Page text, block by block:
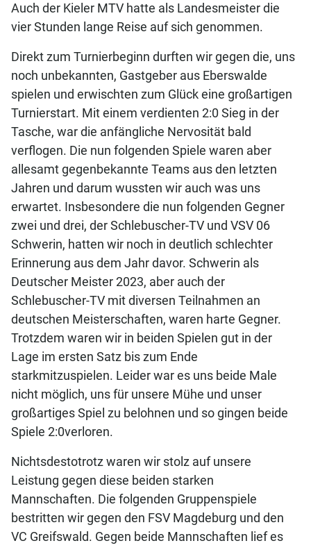
Auch der Kieler MTV hatte als Landesmeister die
vier Stunden lange Reise auf sich genommen.
Direkt zum Turnierbeginn durften wir gegen die, uns
noch unbekannten, Gastgeber aus Eberswalde
spielen und erwischten zum Glück eine großartigen
Turnierstart. Mit einem verdienten 2:0 Sieg in der
Tasche, war die anfängliche Nervosität bald
verflogen. Die nun folgenden Spiele waren aber
allesamt gegenbekannte Teams aus den letzten
Jahren und darum wussten wir auch was uns
erwartet. Insbesondere die nun folgenden Gegner
zwei und drei, der Schlebuscher-TV und VSV 06
Schwerin, hatten wir noch in deutlich schlechter
Erinnerung aus dem Jahr davor. Schwerin als
Deutscher Meister 2023, aber auch der
Schlebuscher-TV mit diversen Teilnahmen an
deutschen Meisterschaften, waren harte Gegner.
Trotzdem waren wir in beiden Spielen gut in der
Lage im ersten Satz bis zum Ende
starkmitzuspielen. Leider war es uns beide Male
nicht möglich, uns für unsere Mühe und unser
großartiges Spiel zu belohnen und so gingen beide
Spiele 2:0verloren.
Nichtsdestotrotz waren wir stolz auf unsere
Leistung gegen diese beiden starken
Mannschaften. Die folgenden Gruppenspiele
bestritten wir gegen den FSV Magdeburg und den
VC Greifswald. Gegen beide Mannschaften lief es